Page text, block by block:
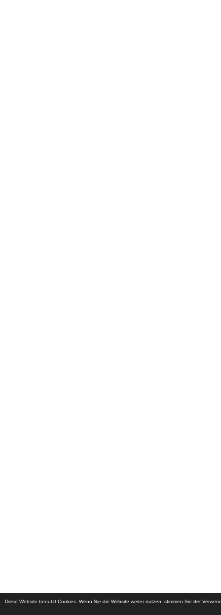
Diese Website benutzt Cookies. Wenn Sie die Website weiter nutzen, stimmen Sie der